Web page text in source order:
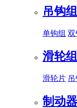
吊钩组
单钩组 双
滑轮组
滑轮片
制动器